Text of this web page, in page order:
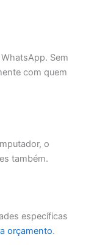
Sem
com quem
o
também.
específicas
orçamento.